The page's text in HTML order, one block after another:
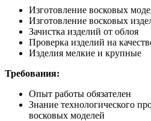
Изготовление восковых
Изготовление восковых
Зачистка изделий от облоя
Проверка изделий на
Изделия мелкие и крупные
Требования:
Опыт работы обязателен
Знание технологического
восковых моделей